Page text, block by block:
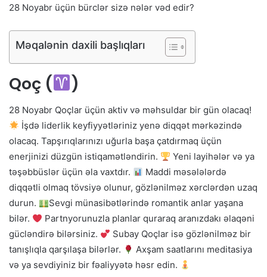
28 Noyabr üçün bürclər sizə nələr vəd edir?
Məqalənin daxili başlıqları
Qoç ( )
28 Noyabr Qoçlar üçün aktiv və məhsuldar bir gün olacaq!
İşdə liderlik keyfiyyətləriniz yenə diqqət mərkəzində
olacaq. Tapşırıqlarınızı uğurla başa çatdırmaq üçün
enerjinizi düzgün istiqamətləndirin.
Yeni layihələr və ya
təşəbbüslər üçün əla vaxtdır.
Maddi məsələlərdə
diqqətli olmaq tövsiyə olunur, gözlənilməz xərclərdən uzaq
durun.
Sevgi münasibətlərində romantik anlar yaşana
bilər.
Partnyorunuzla planlar quraraq aranızdakı əlaqəni
gücləndirə bilərsiniz.
Subay Qoçlar isə gözlənilməz bir
tanışlıqla qarşılaşa bilərlər.
Axşam saatlarını meditasiya
və ya sevdiyiniz bir fəaliyyətə həsr edin.